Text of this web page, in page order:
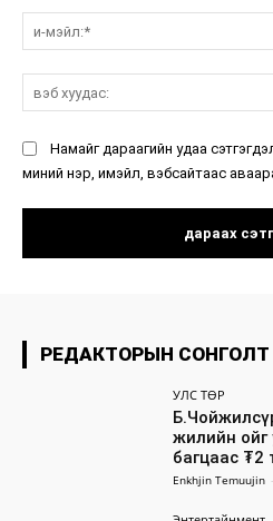
Намайг дараагийн удаа
миний нэр, имэйл, вэбсайтаас
РЕДАКТОРЫН СОНГОЛТ
УЛС ТӨР
жилийн
багцаас ₮2
Enkhjin Temuujin -